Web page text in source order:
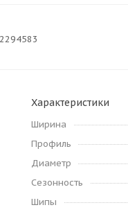
2294583
Характеристики
Ширина
Профиль
Диаметр
Сезонность
Шипы